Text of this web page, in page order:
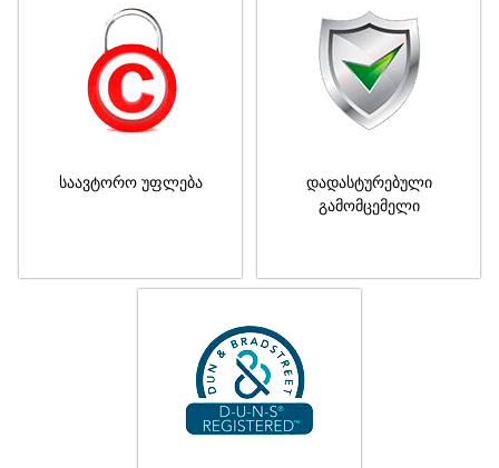
საავტორო უფლება
დადასტურებული
გამომცემელი